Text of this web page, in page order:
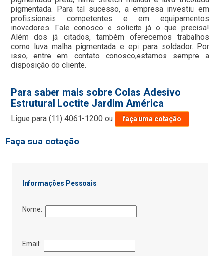
pigmentada. Para tal sucesso, a empresa investiu em
profissionais competentes e em equipamentos
inovadores. Fale conosco e solicite já o que precisa!
Além dos já citados, também oferecemos trabalhos
como luva malha pigmentada e epi para soldador. Por
isso, entre em contato conosco,estamos sempre a
disposição do cliente.
Para saber mais sobre Colas Adesivo
Estrutural Loctite Jardim América
Ligue para(11) 4061-1200 ou faça uma cotação
Faça sua cotação
Informações Pessoais
Nome:
Email: